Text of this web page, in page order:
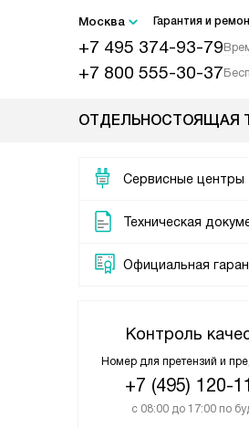
Москва Гарантия и
+7 495 374-93-79
+7 800 555-30-37
ОТДЕЛЬНОСТОЯЩАЯ
Сервисные центры
Техническая
Официальная
Контроль
Номер для претензий и
+7 (495) 120-
с 08:00 до 17:00 по